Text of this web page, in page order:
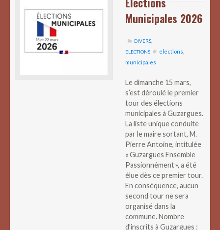
Municipales 2026
DIVERS
ELECTIONS
elections
municipales
Le dimanche 15 mars,
s’est déroulé le premier
tour des élections
municipales à Guzargues.
La liste unique conduite
par le maire sortant, M.
Pierre Antoine, intitulée
« Guzargues Ensemble
Passionnément », a été
élue dès ce premier tour.
En conséquence, aucun
second tour ne sera
organisé dans la
commune. Nombre
d’inscrits à Guzargues :